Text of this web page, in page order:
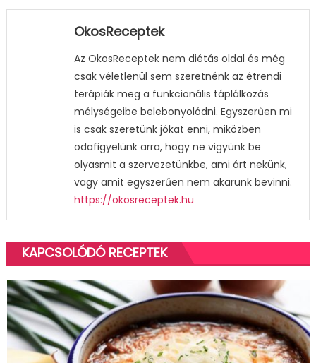
OkosReceptek
Az OkosReceptek nem diétás oldal és még
csak véletlenül sem szeretnénk az étrendi
terápiák meg a funkcionális táplálkozás
mélységeibe belebonyolódni. Egyszerűen mi
is csak szeretünk jókat enni, miközben
odafigyelünk arra, hogy ne vigyünk be
olyasmit a szervezetünkbe, ami árt nekünk,
vagy amit egyszerűen nem akarunk bevinni.
https://okosreceptek.hu
KAPCSOLÓDÓ RECEPTEK